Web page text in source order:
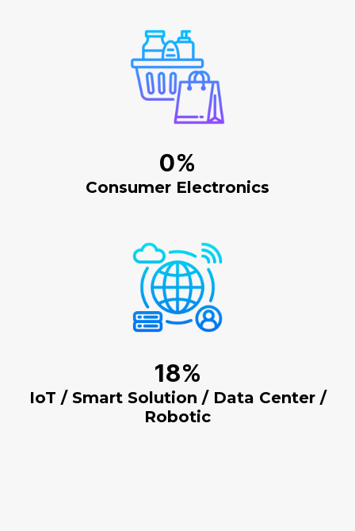
0%
Consumer Electronics
22%
IoT / Smart Solution / Data Center /
Robotic